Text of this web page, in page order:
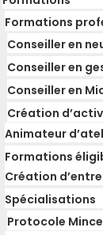
Formations
Conseiller en
Conseiller en
Conseiller en
Création
Animateur
Formations
Création
Spécialisations
Protocole